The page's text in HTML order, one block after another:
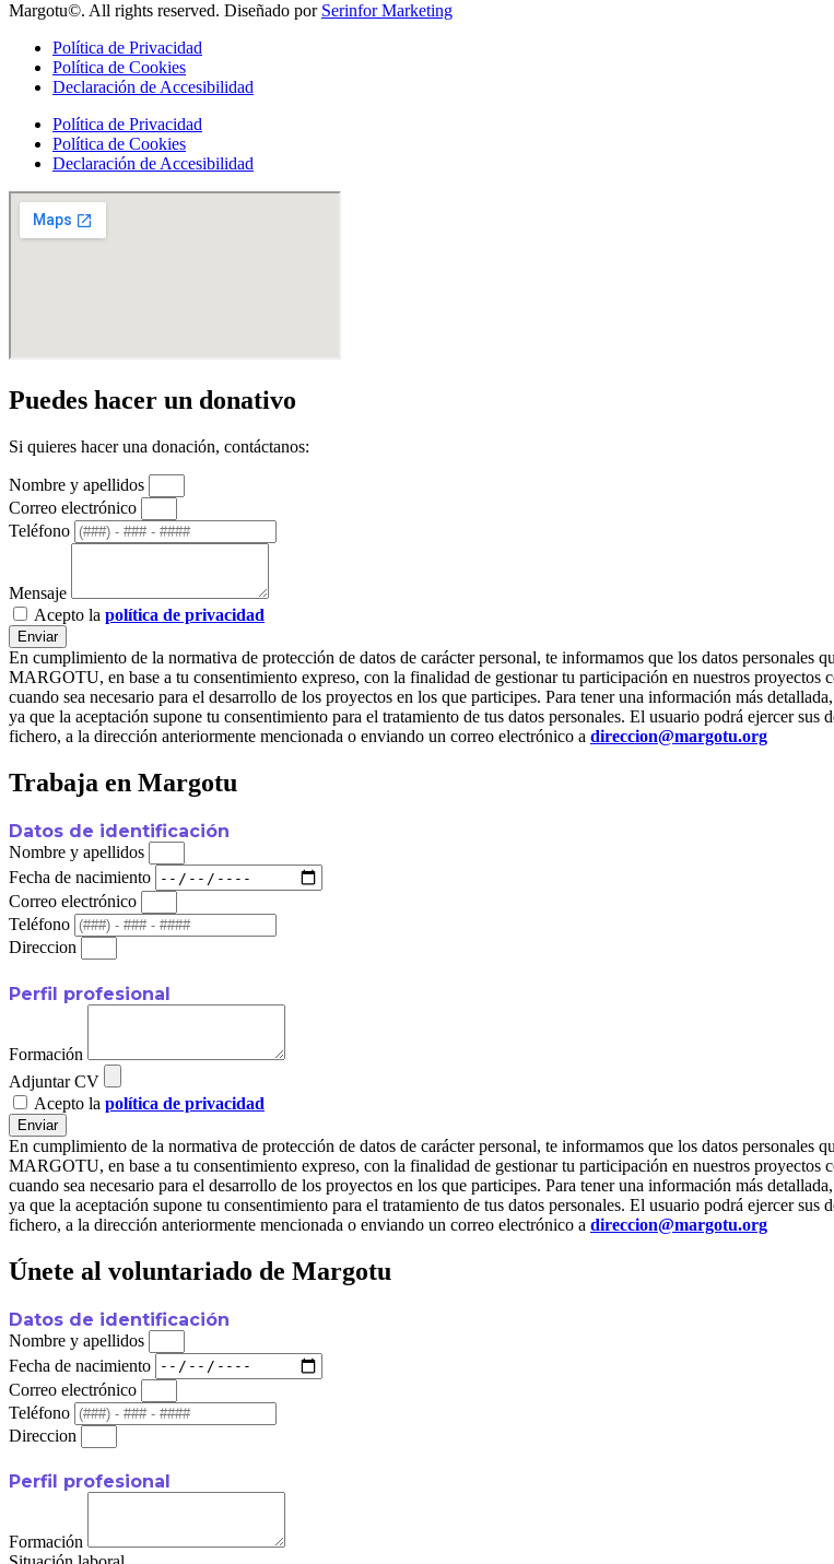
Margotu©. All rights reserved. Diseñado por Serinfor Marketing
Política de Privacidad
Política de Cookies
Declaración de Accesibilidad
Política de Privacidad
Política de Cookies
Declaración de Accesibilidad
Puedes hacer un donativo
Si quieres hacer una donación, contáctanos:
Nombre y apellidos
Correo electrónico
Teléfono
Mensaje
Acepto la política de privacidad
Enviar
En cumplimiento de la normativa de protección de datos de carácter personal, te informamos que los datos
MARGOTU, en base a tu consentimiento expreso, con la finalidad de gestionar tu participación en nuestros proyectos
cuando sea necesario para el desarrollo de los proyectos en los que participes. Para tener una información más
ya que la aceptación supone tu consentimiento para el tratamiento de tus datos personales. El usuario podrá ejercer
fichero, a la dirección anteriormente mencionada o enviando un correo electrónico a direccion@margotu.org
Trabaja en Margotu
Datos de identificación
Nombre y apellidos
Fecha de nacimiento
Correo electrónico
Teléfono
Direccion
Perfil profesional
Formación
Adjuntar CV
Acepto la política de privacidad
Enviar
En cumplimiento de la normativa de protección de datos de carácter personal, te informamos que los datos
MARGOTU, en base a tu consentimiento expreso, con la finalidad de gestionar tu participación en nuestros proyectos
cuando sea necesario para el desarrollo de los proyectos en los que participes. Para tener una información más
ya que la aceptación supone tu consentimiento para el tratamiento de tus datos personales. El usuario podrá ejercer
fichero, a la dirección anteriormente mencionada o enviando un correo electrónico a direccion@margotu.org
Únete al voluntariado de Margotu
Datos de identificación
Nombre y apellidos
Fecha de nacimiento
Correo electrónico
Teléfono
Direccion
Perfil profesional
Formación